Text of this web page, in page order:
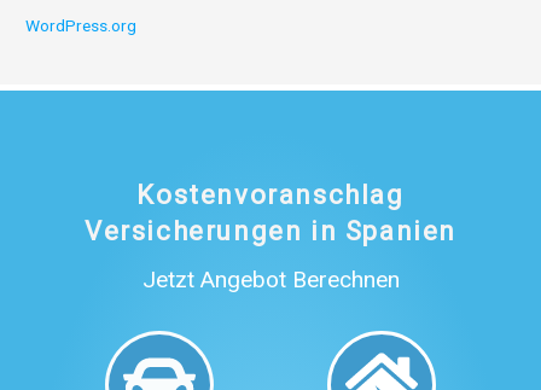
WordPress.org
Kostenvoranschlag
Versicherungen in Spanien
Jetzt Angebot Berechnen